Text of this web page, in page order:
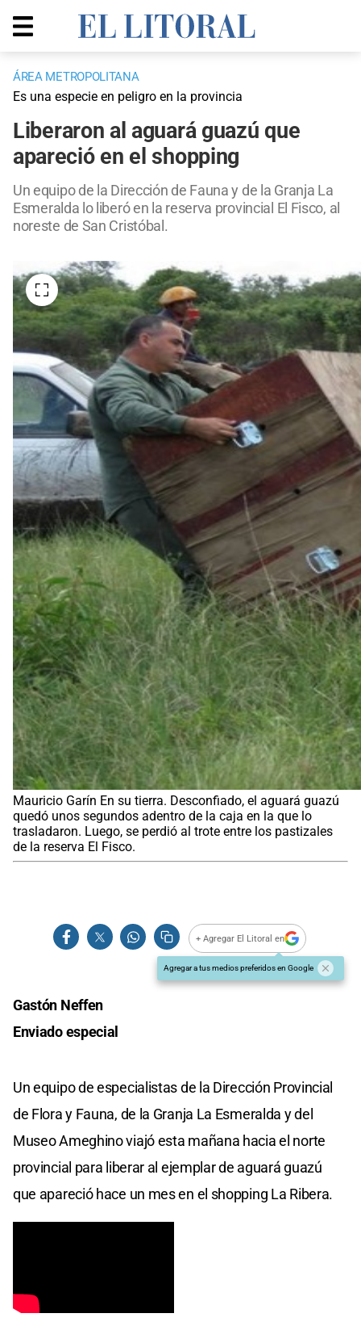
ÁREA METROPOLITANA
Es una especie en peligro en la provincia
Liberaron al aguará guazú que
apareció en el shopping
Un equipo de la Dirección de Fauna y de la Granja La
Esmeralda lo liberó en la reserva provincial El Fisco, al
noreste de San Cristóbal.
Mauricio Garín En su tierra. Desconfiado, el aguará guazú
quedó unos segundos adentro de la caja en la que lo
trasladaron. Luego, se perdió al trote entre los pastizales
de la reserva El Fisco.
+ Agregar El Litoral en
Agregar a tus medios preferidos en Google
Gastón Neffen
Enviado especial
Un equipo de especialistas de la Dirección Provincial
de Flora y Fauna, de la Granja La Esmeralda y del
Museo Ameghino viajó esta mañana hacia el norte
provincial para liberar al ejemplar de aguará guazú
que apareció hace un mes en el shopping La Ribera.